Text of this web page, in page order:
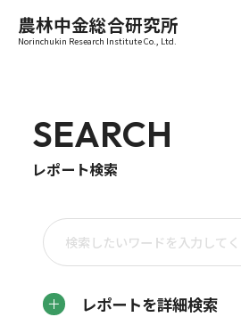
農林中金総合研究所
Norinchukin Research Institute Co., Ltd.
SEARCH
レポート検索
レポートを詳細検索